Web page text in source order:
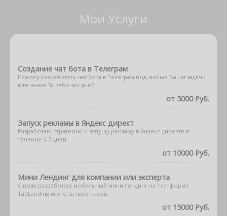
Мои Услуги
Создание чат бота в Телеграм
Помогу разработать чат бота в Телеграм под любые Ваши задачи
в течение 3х рабочих дней.
от 5000 Руб.
Запуск рекламы в Яндекс директ
Разработаю стратегию и запущу рекламу в Яндекс директе в
течение 5-7 дней.
от 10000 Руб.
Мини Лендинг для компании или эксперта
С ноля разработаю мобильный мини лендинг на платформе
TapLanding всего за пару часов.
от 15000 Руб.